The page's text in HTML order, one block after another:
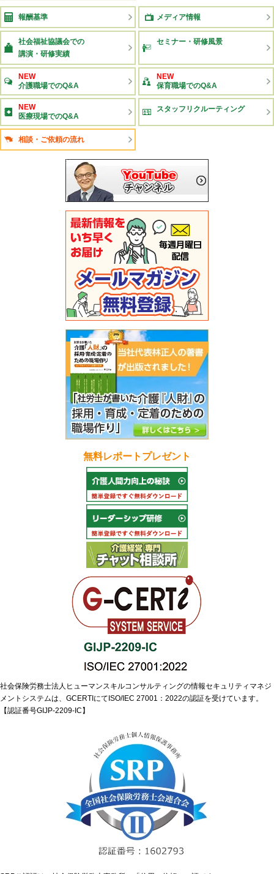
報酬基準 メディア情報
社会福祉協議会での
講演・研修実績
セミナー・研修風景
NEW
介護職場でのQ&A
NEW
保育職場でのQ&A
NEW
医療現場でのQ&A
スタッフリクルーティング
相談・ご依頼の流れ
無料レポートプレゼント
社会保険労務士法人ヒューマンスキルコンサルティングの情報セキュリティマネジ
メントシステムは、GCERTIにてISO/IEC 27001：2022の認証を受けています。
【認証番号GIJP-2209-IC】